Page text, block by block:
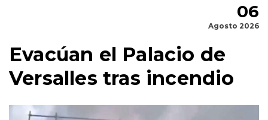
06
Agosto 2026
Evacúan el Palacio de
Versalles tras incendio